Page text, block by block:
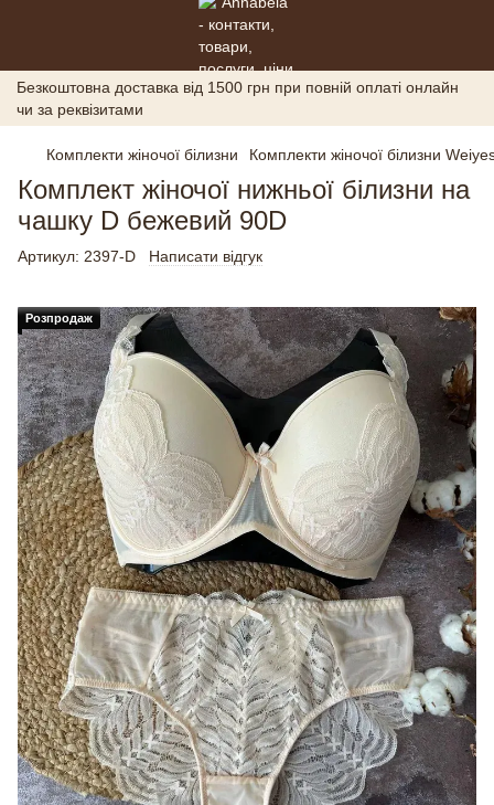
Безкоштовна доставка від 1500 грн при повній оплаті онлайн
чи за реквізитами
Комплекти жіночої білизни Комплекти жіночої білизни
Комплект жіночої нижньої білизни на
чашку D бежевий 90D
Артикул: 2397-D Написати відгук
Розпродаж